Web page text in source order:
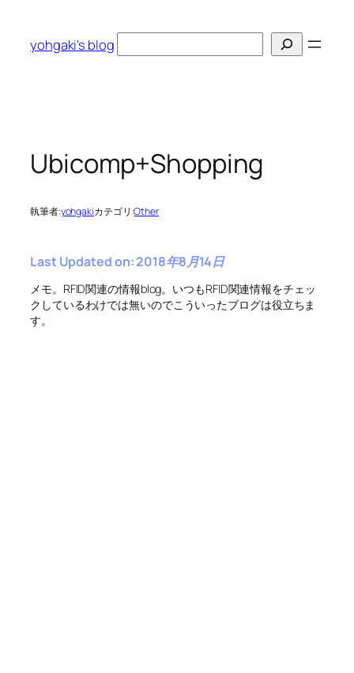
yohgaki's blog
索
Ubicomp+Shopping
執筆者:yohgakiカテゴリ:Other
Last Updated on: 2018年8月14日
メモ。RFID関連の情報blog。いつもRFID関連情報をチェッ
クしているわけでは無いのでこういったブログは役立ちま
す。